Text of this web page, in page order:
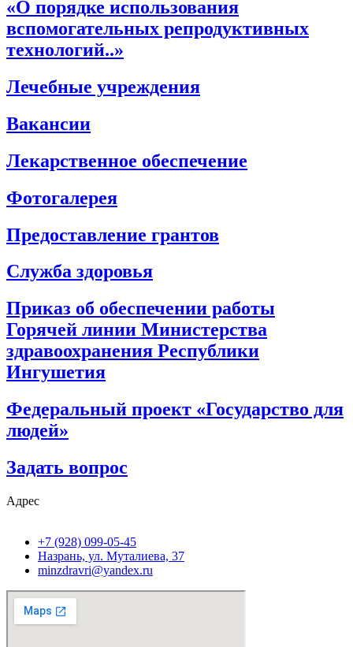
«О порядке использования
вспомогательных репродуктивных
технологий..»
Лечебные учреждения
Вакансии
Лекарственное обеспечение
Фотогалерея
Предоставление грантов
Служба здоровья
Приказ об обеспечении работы
Горячей линии Министерства
здравоохранения Республики
Ингушетия
Федеральный проект «Государство для
людей»
Задать вопрос
Адрес
+7 (928) 099-05-45
Назрань, ул. Муталиева, 37
minzdravri@yandex.ru